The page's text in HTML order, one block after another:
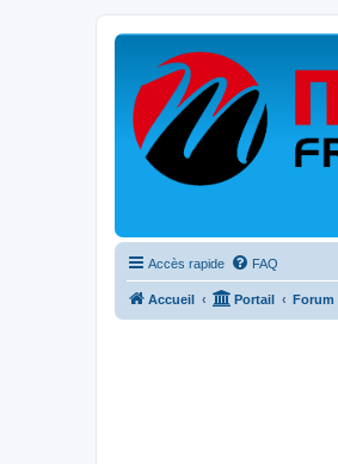
Accès rapide FAQ
Accueil Portail Forum